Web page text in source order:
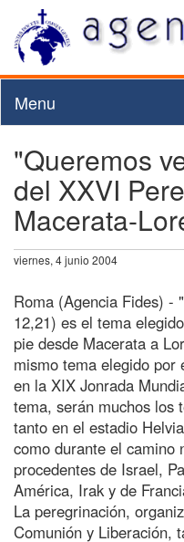
Menu
"Queremos
del XXVI
Macerata-
viernes, 4 junio 2004
Roma (Agencia Fides) -
12,21) es el tema
pie desde Macerata a
mismo tema elegido por
en la XIX Jonrada
tema, serán muchos los
tanto en el estadio
como durante el camino
procedentes de Israel,
América, Irak y de
La peregrinación,
Comunión y Liberación,